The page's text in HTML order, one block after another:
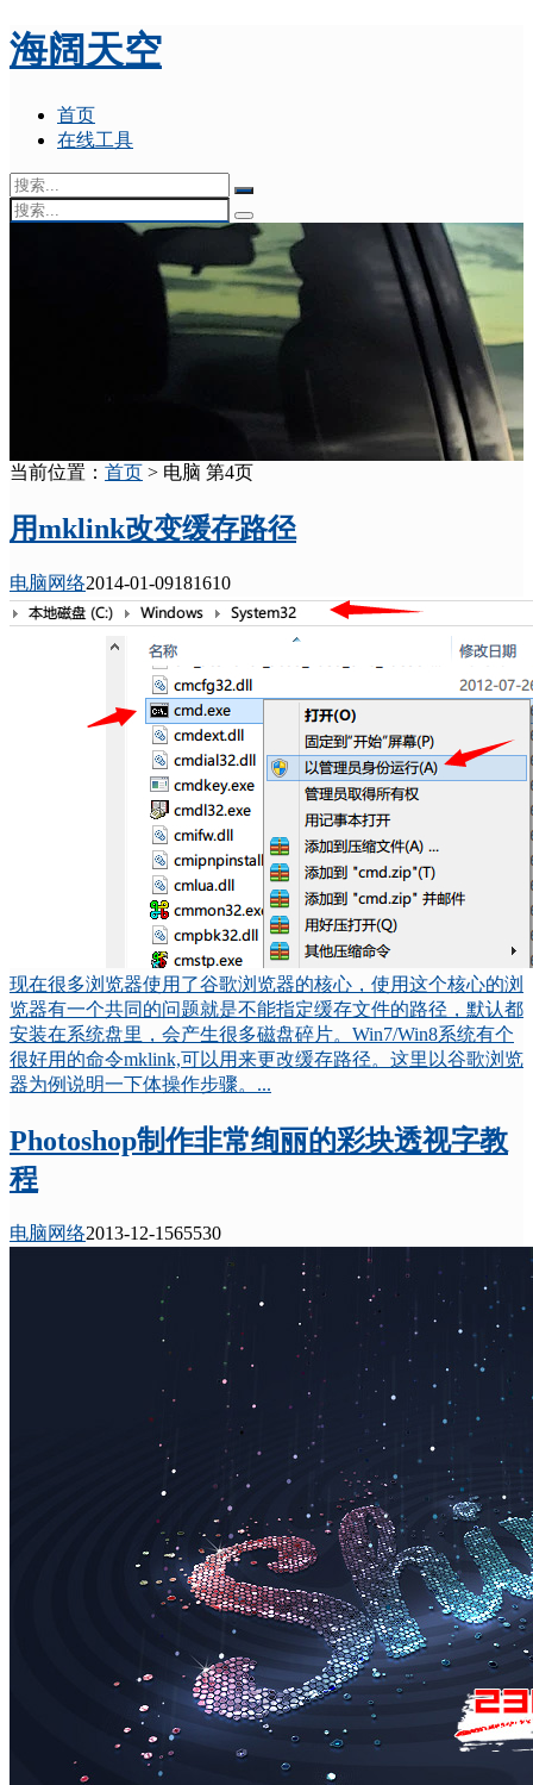
海阔天空
首页
在线工具
当前位置： 首页 > 电脑 第4页
用mklink改变缓存路径
电脑网络2014-01-09181610
现在很多浏览器使用了谷歌浏览器的核心，使用这个核心的浏
览器有一个共同的问题就是不能指定缓存文件的路径，默认都
安装在系统盘里，会产生很多磁盘碎片。Win7/Win8系统有个
很好用的命令mklink,可以用来更改缓存路径。这里以谷歌浏览
器为例说明一下体操作步骤。...
Photoshop制作非常绚丽的彩块透视字教
程
电脑网络2013-12-1565530